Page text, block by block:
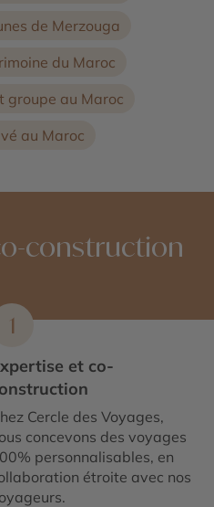
de Merzouga
du Maroc
groupe au Maroc
au Maroc
construction
1
et co-
Cercle des Voyages,
concevons des voyages
personnalisables, en
étroite avec nos